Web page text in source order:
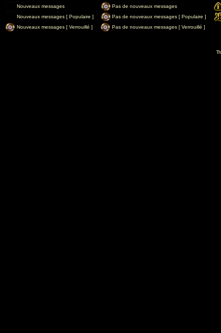
Nouveaux messages
Pas de nouveaux messages
Nouveaux messages [ Populaire ]
Pas de nouveaux messages [ Populaire ]
Nouveaux messages [ Verrouillé ]
Pas de nouveaux messages [ Verrouillé ]